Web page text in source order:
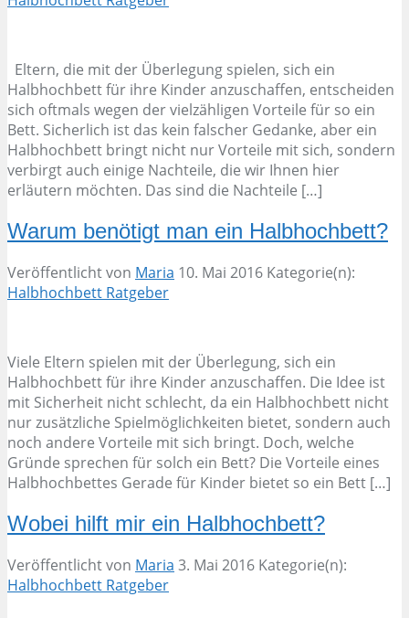
Eltern, die mit der Überlegung spielen, sich ein
Halbhochbett für ihre Kinder anzuschaffen, entscheiden
sich oftmals wegen der vielzähligen Vorteile für so ein
Bett. Sicherlich ist das kein falscher Gedanke, aber ein
Halbhochbett bringt nicht nur Vorteile mit sich, sondern
verbirgt auch einige Nachteile, die wir Ihnen hier
erläutern möchten. Das sind die Nachteile […]
Warum benötigt man ein Halbhochbett?
Veröffentlicht von Maria 10. Mai 2016 Kategorie(n):
Halbhochbett Ratgeber
Viele Eltern spielen mit der Überlegung, sich ein
Halbhochbett für ihre Kinder anzuschaffen. Die Idee ist
mit Sicherheit nicht schlecht, da ein Halbhochbett nicht
nur zusätzliche Spielmöglichkeiten bietet, sondern auch
noch andere Vorteile mit sich bringt. Doch, welche
Gründe sprechen für solch ein Bett? Die Vorteile eines
Halbhochbettes Gerade für Kinder bietet so ein Bett […]
Wobei hilft mir ein Halbhochbett?
Veröffentlicht von Maria 3. Mai 2016 Kategorie(n):
Halbhochbett Ratgeber